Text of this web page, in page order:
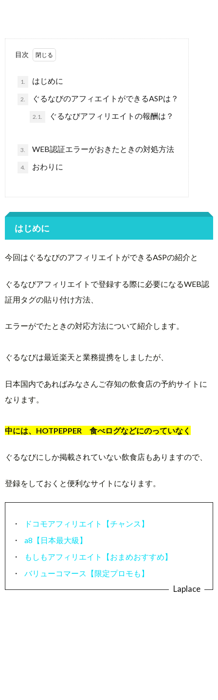
目次
1. はじめに
2. ぐるなびのアフィエイトができるASPは？
2.1. ぐるなびアフィリエイトの報酬は？
3. WEB認証エラーがおきたときの対処方法
4. おわりに
はじめに
今回はぐるなびのアフィリエイトができるASPの紹介と
ぐるなびアフィリエイトで登録する際に必要になるWEB認
証用タグの貼り付け方法、
エラーがでたときの対応方法について紹介します。
ぐるなびは最近楽天と業務提携をしましたが、
日本国内であればみなさんご存知の飲食店の予約サイトに
なります。
中には、HOTPEPPER 食べログなどにのっていなく
ぐるなびにしか掲載されていない飲食店もありますので、
登録をしておくと便利なサイトになります。
ドコモアフィリエイト【チャンス】
a8【日本最大級】
もしもアフィリエイト【おまめおすすめ】
バリューコマース【限定プロモも】